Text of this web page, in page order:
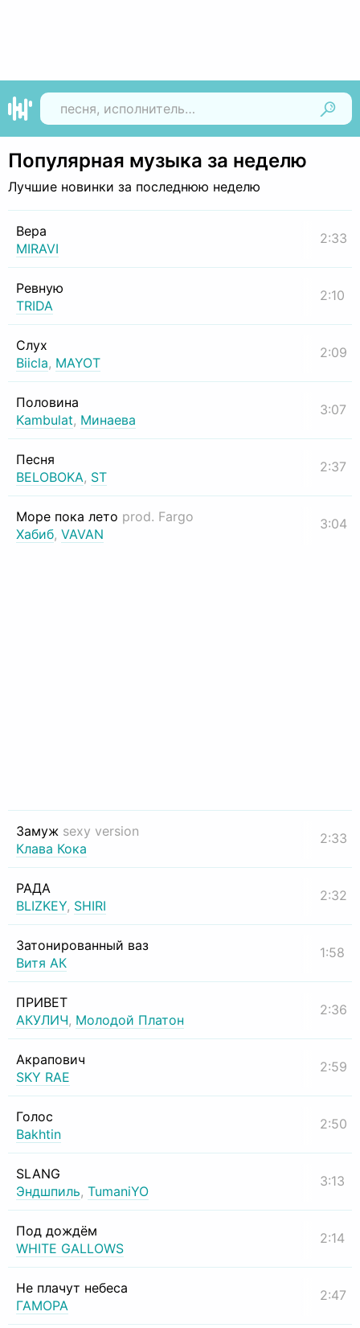
Популярная музыка за неделю
Лучшие новинки за последнюю неделю
Вера
MIRAVI
2:33
Ревную
TRIDA
2:10
Слух
Biicla, MAYOT
2:09
Половина
Kambulat, Минаева
3:07
Песня
BELOBOKA, ST
2:37
Море пока лето prod. Fargo
Хабиб, VAVAN
3:04
Замуж sexy version
Клава Кока
2:33
РАДА
BLIZKEY, SHIRI
2:32
Затонированный ваз
Витя АК
1:58
ПРИВЕТ
АКУЛИЧ, Молодой Платон
2:36
Акрапович
SKY RAE
2:59
Голос
Bakhtin
2:50
SLANG
Эндшпиль, TumaniYO
3:13
Под дождём
WHITE GALLOWS
2:14
Не плачут небеса
ГАМОРА
2:47